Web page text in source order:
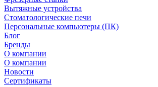
Вытяжные устройства
Стоматологические печи
Персональные компьютеры (ПК)
Блог
Бренды
О компании
О компании
Новости
Сертификаты